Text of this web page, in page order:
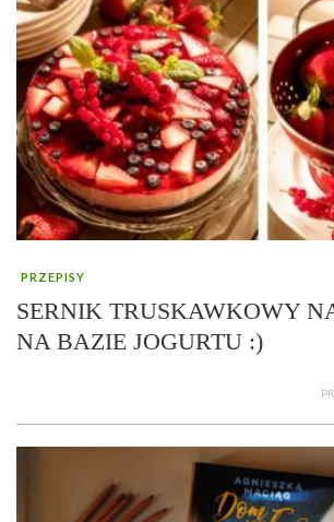
PRZEPISY
SERNIK TRUSKAWKOWY
NA BAZIE JOGURTU :)